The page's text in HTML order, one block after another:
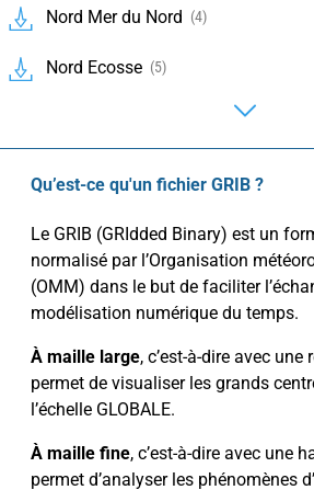
Nord Mer du Nord (4)
Nord Ecosse (5)
Qu’est-ce qu'un fichier GRIB ?
Le GRIB (GRIdded Binary) est un
normalisé par l’Organisation
(OMM) dans le but de faciliter
modélisation numérique du temps.
À maille large, c’est-à-dire avec
permet de visualiser les grands
l’échelle GLOBALE.
À maille fine, c’est-à-dire avec une
permet d’analyser les phénomènes